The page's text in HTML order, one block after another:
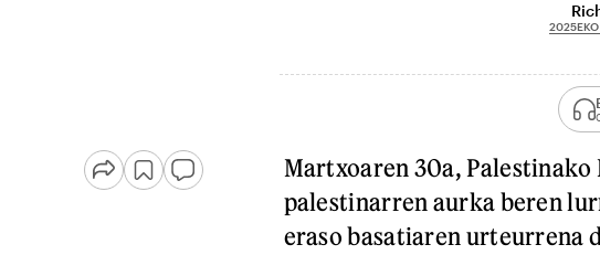
Martxoaren 30a, Palestinako
palestinarren aurka beren
eraso basatiaren urteurrena